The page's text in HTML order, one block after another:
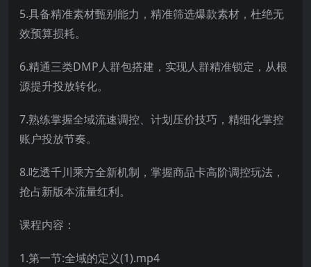
5.具备精准素材甄别能力，精准筛选爆款素材，杜绝无
效预算损耗。
6.精通三类DMP人群包搭建，实现人群精准锁定，从根
源提升投放转化。
7.熟练掌握全域流速调控、计划压价技巧，精细化掌控
账户投放节奏。
8.吃透千川乘方全新机制，掌握商品卡高阶调控玩法，
抢占新版本流量红利。
课程内容：
1.第一节:全域的定义(1).mp4